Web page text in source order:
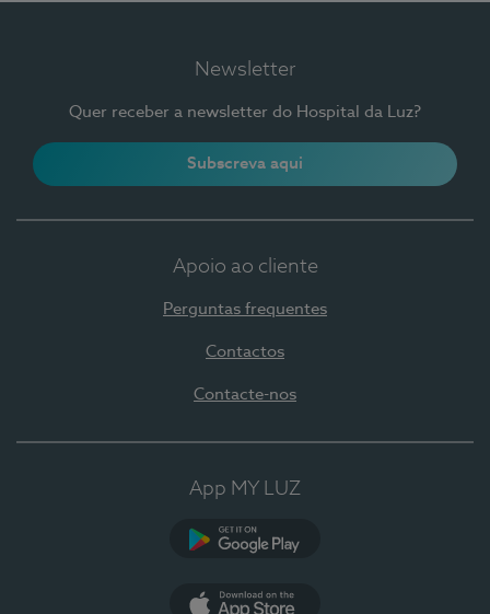
Newsletter
Quer receber a newsletter do Hospital da Luz?
Subscreva aqui
Apoio ao cliente
Perguntas frequentes
Contactos
Contacte-nos
App MY LUZ